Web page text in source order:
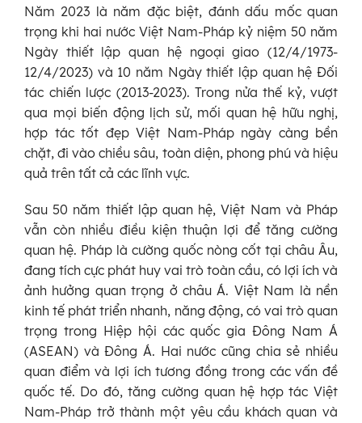
Năm 2023 là năm đặc biệt, đánh dấu mốc quan
trọng khi hai nước Việt Nam-Pháp kỷ niệm 50 năm
Ngày thiết lập quan hệ ngoại giao (12/4/1973-
12/4/2023) và 10 năm Ngày thiết lập quan hệ Đối
tác chiến lược (2013-2023). Trong nửa thế kỷ, vượt
qua mọi biến động lịch sử, mối quan hệ hữu nghị,
hợp tác tốt đẹp Việt Nam-Pháp ngày càng bền
chặt, đi vào chiều sâu, toàn diện, phong phú và hiệu
quả trên tất cả các lĩnh vực.
Sau 50 năm thiết lập quan hệ, Việt Nam và Pháp
vẫn còn nhiều điều kiện thuận lợi để tăng cường
quan hệ. Pháp là cường quốc nòng cốt tại châu Âu,
đang tích cực phát huy vai trò toàn cầu, có lợi ích và
ảnh hưởng quan trọng ở châu Á. Việt Nam là nền
kinh tế phát triển nhanh, năng động, có vai trò quan
trọng trong Hiệp hội các quốc gia Đông Nam Á
(ASEAN) và Đông Á. Hai nước cũng chia sẻ nhiều
quan điểm và lợi ích tương đồng trong các vấn đề
quốc tế. Do đó, tăng cường quan hệ hợp tác Việt
Nam-Pháp trở thành một yêu cầu khách quan và